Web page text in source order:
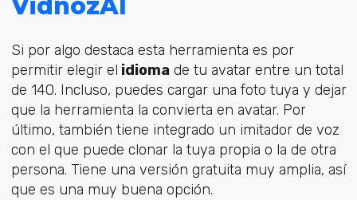
VidnozAI
Si por algo destaca esta herramienta es por
permitir elegir el idiomade tu avatar entre un total
de 140. Incluso, puedes cargar una foto tuya y dejar
que la herramienta la convierta en avatar. Por
último, también tiene integrado un imitador de voz
con el que puede clonar la tuya propia o la de otra
persona. Tiene una versión gratuita muy amplia, así
que es una muy buena opción.